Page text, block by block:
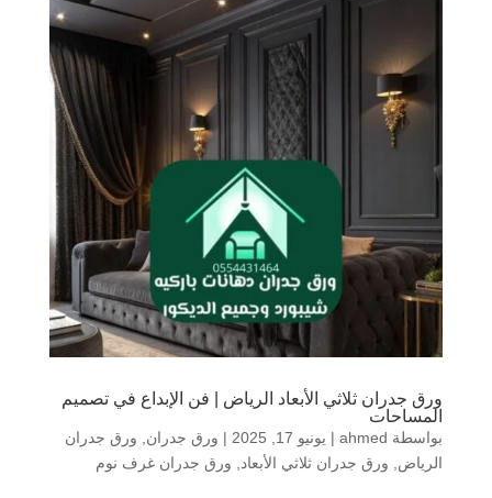
ورق جدران ثلاثي الأبعاد الرياض | فن الإبداع في تصميم
المساحات
بواسطة ahmed
| يونيو 17, 2025 | ورق جدران
ورق جدران
الرياض
ورق جدران ثلاثي الأبعاد ورق جدران غرف نوم